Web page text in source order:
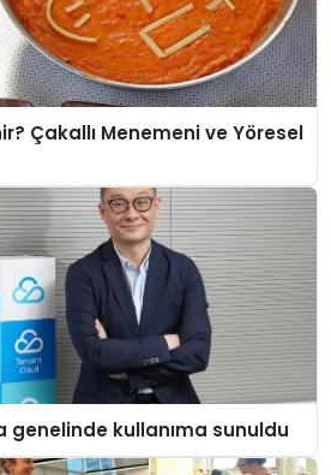
Çakallı Menemeni ve Yöresel
genelinde kullanıma sunuldu